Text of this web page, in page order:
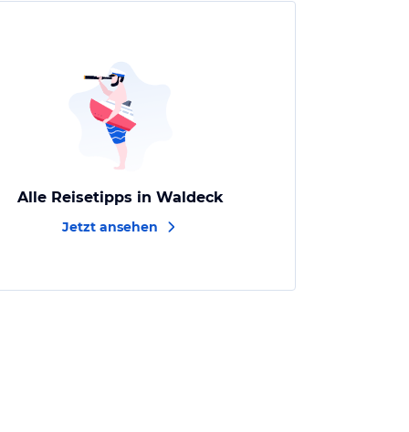
Alle Reisetipps in Waldeck
Jetzt ansehen